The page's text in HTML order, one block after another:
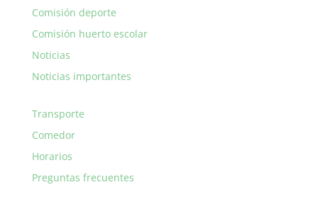
Comisión deporte
Comisión huerto escolar
Noticias
Noticias importantes
Transporte
Comedor
Horarios
Preguntas frecuentes